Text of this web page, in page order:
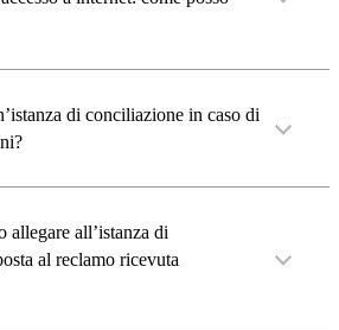
di conciliazione in caso di
allegare all’istanza di
al reclamo ricevuta